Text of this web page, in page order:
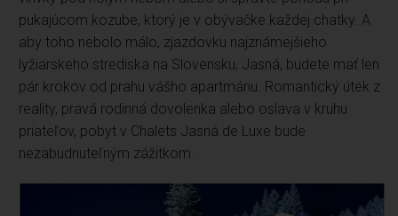
pukajúcom kozube, ktorý je v obývačke každej chatky. A
aby toho nebolo málo, zjazdovku najznámejšieho
lyžiarskeho strediska na Slovensku, Jasná, budete mať len
pár krokov od prahu vášho apartmánu. Romantický útek z
reality, pravá rodinná dovolenka alebo oslava v kruhu
priateľov, pobyt v Chalets Jasná de Luxe bude
nezabudnuteľným zážitkom.